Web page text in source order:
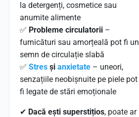
la detergenți, cosmetice sau
anumite alimente
✅ Probleme circulatorii –
furnicături sau amorțeală pot fi un
semn de circulație slabă
✅ Stres și anxietate – uneori,
senzațiile neobișnuite pe piele pot
fi legate de stări emoționale
✔ Dacă ești superstițios, poate ar